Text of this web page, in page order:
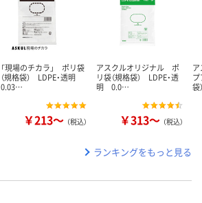
「現場のチカラ」 ポリ袋
（規格袋） LDPE・透明
0.03…
￥213～ （税込）
アスクルオリジナル ポ
リ袋（規格袋） LDPE・透
明 0.0…
￥313～ （税込）
プ
袋
ランキングをもっと見る